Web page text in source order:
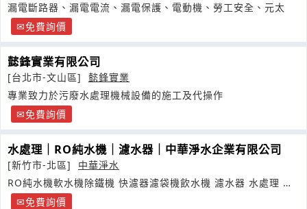
漏電斷路器、漏電電流、漏電保護、電動機、勞工安全、元太
免費詢價
懿鋒實業有限公司
[台北市-文山區]
懿鋒實業
專業致力於污廢水處理機械設備的施工及代操作
免費詢價
水處理｜RO純水機｜濾水器｜中華淨水企業有限公司
[新竹市-北區]
中華淨水
RO純水機軟水機除鐵機 快濾器濾袋機飲水機 濾水器 水處理 家
用淨水器
免費詢價